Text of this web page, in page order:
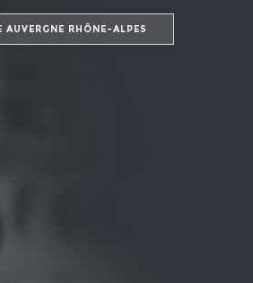
AUVERGNE RHÔNE-ALPES